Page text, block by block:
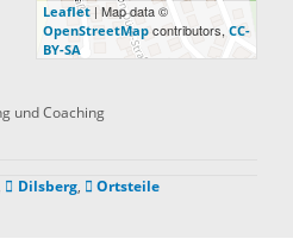
Leaflet| Map data ©
OpenStreetMapcontributors, CC-
BY-SA
und Coaching
Dilsberg, Ortsteile